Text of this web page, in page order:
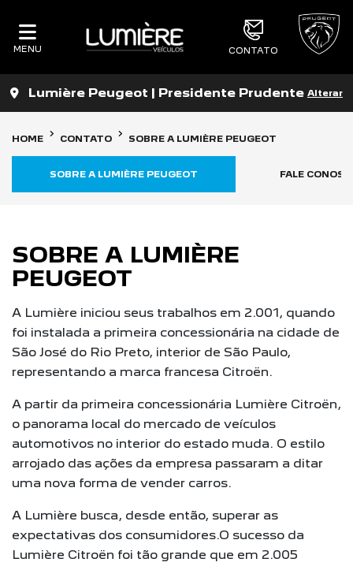
MENU CONTATO
Lumière Peugeot | Presidente Prudente Alterar
HOME CONTATO SOBRE A LUMIÈRE PEUGEOT
SOBRE A LUMIÈRE PEUGEOT FALE
SOBRE A LUMIÈRE
PEUGEOT
A Lumière iniciou seus trabalhos em 2.001, quando
foi instalada a primeira concessionária na cidade de
São José do Rio Preto, interior de São Paulo,
representando a marca francesa Citroën.
A partir da primeira concessionária Lumière Citroën,
o panorama local do mercado de veículos
automotivos no interior do estado muda. O estilo
arrojado das ações da empresa passaram a ditar
uma nova forma de vender carros.
A Lumière busca, desde então, superar as
expectativas dos consumidores.O sucesso da
Lumière Citroën foi tão grande que em 2.005